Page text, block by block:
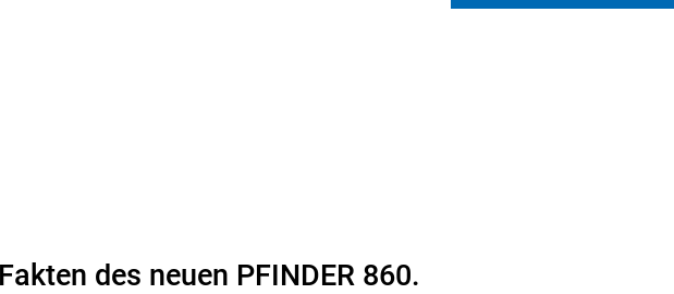
des neuen PFINDER 860.